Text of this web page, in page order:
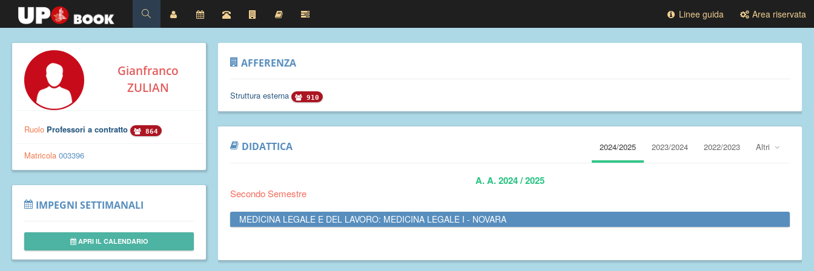
Linee guida Area riservata
Gianfranco
ZULIAN
Ruolo Professori a contratto 864
Matricola 003396
IMPEGNI SETTIMANALI
APRI IL CALENDARIO
AFFERENZA
Struttura esterna 910
DIDATTICA 2024/2025 2023/2024 2022/2023 Altri
A. A. 2024 / 2025
Secondo Semestre
MEDICINA LEGALE E DEL LAVORO: MEDICINA LEGALE I - NOVARA